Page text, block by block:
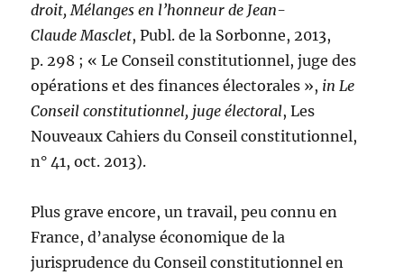
droit, Mélanges en l’honneur de Jean-
Claude Masclet, Publ. de la Sorbonne, 2013,
p. 298 ; « Le Conseil constitutionnel, juge des
opérations et des finances électorales », in Le
Conseil constitutionnel, juge électoral, Les
Nouveaux Cahiers du Conseil constitutionnel,
n° 41, oct. 2013).
Plus grave encore, un travail, peu connu en
France, d’analyse économique de la
jurisprudence du Conseil constitutionnel en